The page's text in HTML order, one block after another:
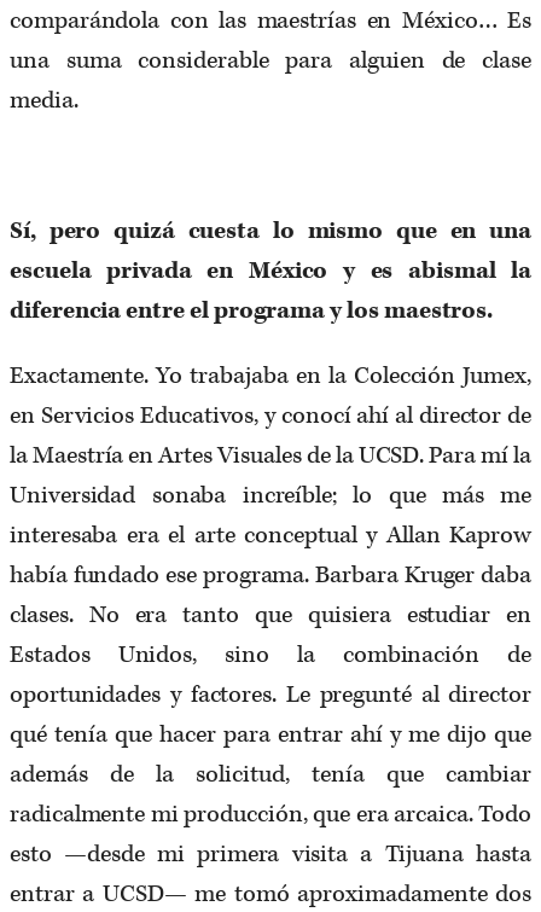
comparándola con las maestrías en México… Es
una suma considerable para alguien de clase
media.
Sí, pero quizá cuesta lo mismo que en una
escuela privada en México y es abismal la
diferencia entre el programa y los maestros.
Exactamente. Yo trabajaba en la Colección Jumex,
en Servicios Educativos, y conocí ahí al director de
la Maestría en Artes Visuales de la UCSD. Para mí la
Universidad sonaba increíble; lo que más me
interesaba era el arte conceptual y Allan Kaprow
había fundado ese programa. Barbara Kruger daba
clases. No era tanto que quisiera estudiar en
Estados Unidos, sino la combinación de
oportunidades y factores. Le pregunté al director
qué tenía que hacer para entrar ahí y me dijo que
además de la solicitud, tenía que cambiar
radicalmente mi producción, que era arcaica. Todo
esto —desde mi primera visita a Tijuana hasta
entrar a UCSD— me tomó aproximadamente dos